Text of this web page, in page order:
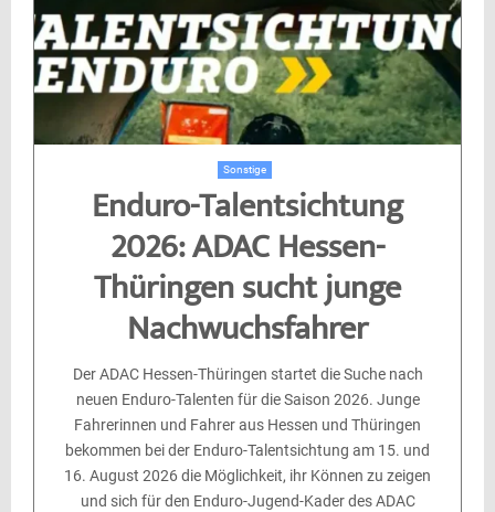
Sonstige
Enduro-Talentsichtung
2026: ADAC Hessen-
Thüringen sucht junge
Nachwuchsfahrer
Der ADAC Hessen-Thüringen startet die Suche nach
neuen Enduro-Talenten für die Saison 2026. Junge
Fahrerinnen und Fahrer aus Hessen und Thüringen
bekommen bei der Enduro-Talentsichtung am 15. und
16. August 2026 die Möglichkeit, ihr Können zu zeigen
und sich für den Enduro-Jugend-Kader des ADAC